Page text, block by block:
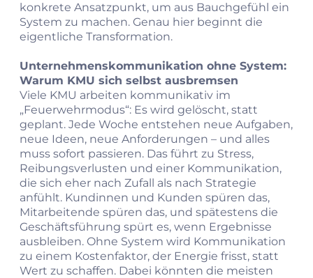
konkrete Ansatzpunkt, um aus Bauchgefühl ein
System zu machen. Genau hier beginnt die
eigentliche Transformation.
Unternehmenskommunikation ohne System:
Warum KMU sich selbst ausbremsen
Viele KMU arbeiten kommunikativ im
„Feuerwehrmodus“: Es wird gelöscht, statt
geplant. Jede Woche entstehen neue Aufgaben,
neue Ideen, neue Anforderungen – und alles
muss sofort passieren. Das führt zu Stress,
Reibungsverlusten und einer Kommunikation,
die sich eher nach Zufall als nach Strategie
anfühlt. Kundinnen und Kunden spüren das,
Mitarbeitende spüren das, und spätestens die
Geschäftsführung spürt es, wenn Ergebnisse
ausbleiben. Ohne System wird Kommunikation
zu einem Kostenfaktor, der Energie frisst, statt
Wert zu schaffen. Dabei könnten die meisten